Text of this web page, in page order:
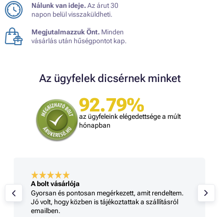
Nálunk van ideje.Az árut 30
napon belül visszaküldheti.
Megjutalmazzuk Önt. Minden
vásárlás után hűségpontot kap.
Az ügyfelek dicsérnek minket
92.79%
az ügyfeleink elégedettsége a múlt
hónapban
A bolt vásárlója
Gyorsan és pontosan megérkezett, amit rendeltem.
Jó volt, hogy közben is tájékoztattak a szállításról
emailben.